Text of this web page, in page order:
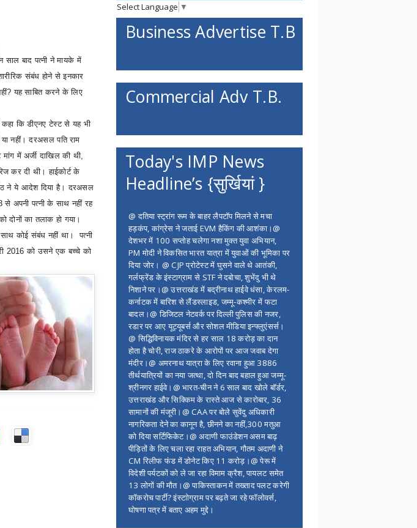
साल बाद पत्नी ने मायके में
संबंध होने से इनकार
?यह साबित करने के लिए
कि डीएनए टेस्ट से यह भी
नहीं। दरअसल पति राम
में अर्जी दाखिल की थी,
कर दी थी। हाईकोर्ट के
ने ये आदेश दिया है।दरअसल
से अपनी पत्नी के साथ नहीं रह
दोनों का तलाक हो गया।
कोई संबंध नहीं था। पत्नी
2016को उसने एक बच्चे को
Select Language ▼
Business Advertise T.B
Commercial Adv T.B.
Today's IMP News
Headline’s {सुर्खियां }
@ दतिया स्ट्रांग रूम के बाहर लैपटॉप मिलने से मचा
हड़कंप, कांग्रेस ने जताई EVM हैकिंग की आशंका।@
देशभर में 100 सप्ताेह चलेगा नशा मुक्त युवा अभियान,
PM मोदी ने विकसित भारत यात्रा में युवाओं की भूमिका पर
दिया जोर। @ CJP प्रोटेस्ट में घुसने वाले थे आतंकी,
गर्लफ्रेंड के इंस्टाग्राम से STF ने दबोचा, शुभेंदु भी थे
निशाने पर।@ उत्तराखंड में बद्रीनाथ हाईवे धंसा, केरलम-
कर्नाटक में बारिश से लैंडस्लाइड, जम्मू-कश्मीर में फटा
बादल।@ डिजिटल नेटवर्क पर दिल्ली पुलिस की नजर,
रडार पर आए यूट्यूबर्स और सोशल मीडिया इन्फ्लुएंसर्स।
@ सिद्धिविनायक मंदिर से हर साल 18 करोड़ का दान
होता है चोरी, राज ठाकरे के आरोपों पर आज जवाब देगा
मंदीर।@ अमरनाथ यात्रा के लिए रवाना हुआ 3886
तीर्थयात्रियों का नया जत्था, दो दिन बाद बहाल हुआ जम्मू-
श्रीनगर हाईवे।@ भारत-चीन ने 6 साल बाद खोले बॉर्डर,
उत्तराखंड और सिक्किम के रास्ते आज से कारोबार, 36
सामानों की मंजूरी।@ CAA पर बोले सुवेंदु अधिकारी
नागरिकता देने का कानून है, छीनने का नहीं,300 मतुआ
को दिया सर्टिफिकेट।@ अदाणी फाउंडेशन असम बाढ़
पीड़ितों के लिए चला रहा राहत अभियान, गौतम अदाणी ने
CM रिलीफ फंड में डोनेट किए 11 करोड़।@ पेरू में
विदेशी पर्यटकों को ले जा रहा विमाम क्रैश, पायलट समेत
13 लोगों की मौत।@ पाकिस्ताकन में तख्ताद पलट करेगी
कॉकरोच पार्टी? इंस्टाोग्राम पर बढ़ते जा रहे फॉलोवर्स,
घोषणा पत्र में बताए अहम मुद्दे।